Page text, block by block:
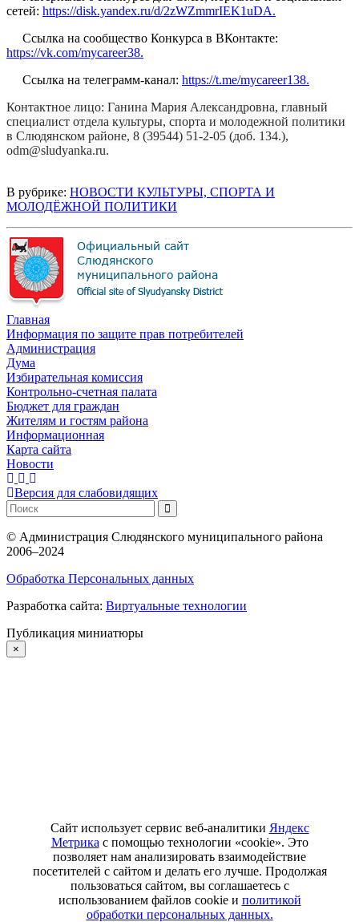
сетей: https://disk.yandex.ru/d/2zWZmmrIEK1uDA.
Ссылка на сообщество Конкурса в ВКонтакте:
https://vk.com/mycareer38.
Ссылка на телеграмм-канал: https://t.me/mycareer138.
Контактное лицо: Ганина Мария Александровна, главный
специалист отдела культуры, спорта и молодежной политики
в Слюдянском районе, 8 (39544) 51-2-05 (доб. 134.),
odm@sludyanka.ru.
В рубрике: НОВОСТИ КУЛЬТУРЫ, СПОРТА И
МОЛОДЁЖНОЙ ПОЛИТИКИ
Главная
Информация по защите прав потребителей
Администрация
Дума
Избирательная комиссия
Контрольно-счетная палата
Бюджет для граждан
Жителям и гостям района
Информационная
Карта сайта
Новости
Версия для слабовидящих
© Администрация Слюдянского муниципального района
2006–2024
Обработка Персональных данных
Разработка сайта: Виртуальные технологии
Публикация миниатюры
×
Сайт использует сервис веб-аналитики Яндекс
Метрика с помощью технологии «cookie». Это
позволяет нам анализировать взаимодействие
посетителей с сайтом и делать его лучше. Продолжая
пользоваться сайтом, вы соглашаетесь с
использованием файлов cookie и политикой
обработки персональных данных.